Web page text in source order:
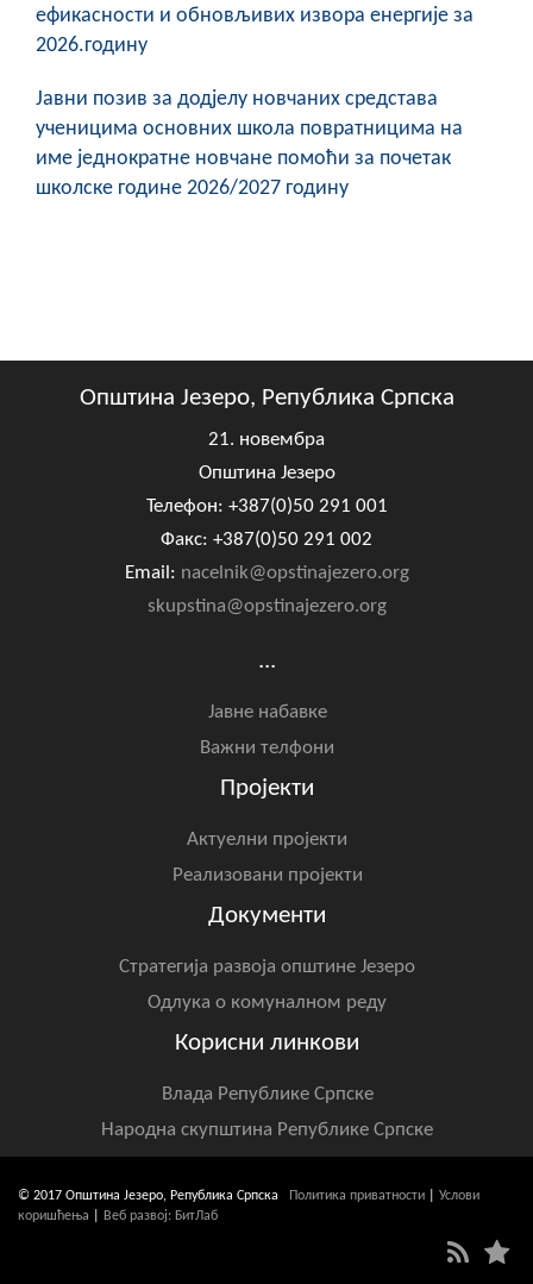
ефикасности и обновљивих извора енергије за
2026.годину
Јавни позив за додјелу новчаних средстава
ученицима основних школа повратницима на
име једнократне новчане помоћи за почетак
школске године 2026/2027 годину
Општина Језеро, Република Српска
21. новембра
Општина Језеро
Телефон: +387(0)50 291 001
Факс: +387(0)50 291 002
Email: nacelnik@opstinajezero.org
skupstina@opstinajezero.org
...
Јавне набавке
Важни телфони
Пројекти
Актуелни пројекти
Реализовани пројекти
Документи
Стратегија развоја општине Језеро
Одлука о комуналном реду
Корисни линкови
Влада Републике Српске
Народна скупштина Републике Српске
© 2017 Општина Језеро, Република Српска Политика приватности
Услови
коришћења
Веб развој: БитЛаб